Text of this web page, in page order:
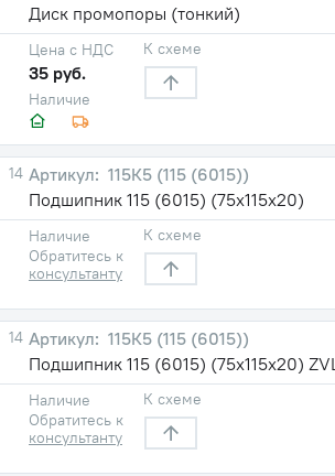
Диск промопоры (тонкий)
Наличие
Цена с НДС
35 руб.
К схеме
14
115К5 (115 (6015))
Подшипник 115 (6015) (75х115х20)
Наличие
Обратитесь к
консультанту
К схеме
14
115К5 (115 (6015))
Подшипник 115 (6015) (75х115х20) ZVL
Наличие
Обратитесь к
консультанту
К схеме